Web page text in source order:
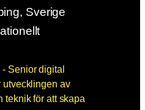
Sverige